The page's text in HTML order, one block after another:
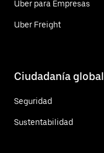
Uber para Empresas
Uber Freight
Ciudadanía global
Seguridad
Sustentabilidad